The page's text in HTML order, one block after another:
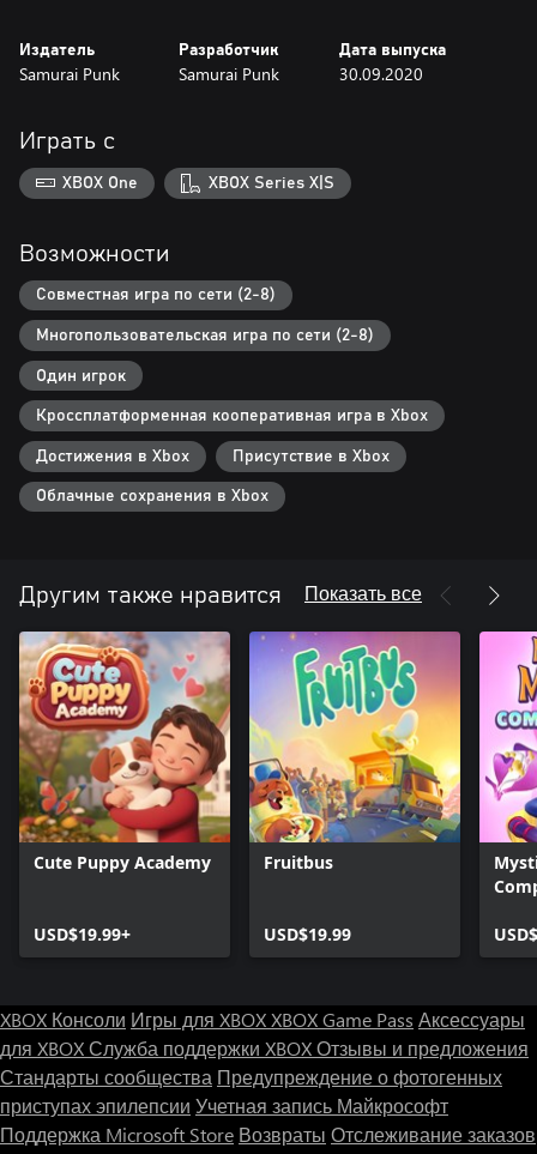
Издатель
Samurai Punk
Разработчик
Samurai Punk
Дата выпуска
30.09.2020
Играть с
XBOX One XBOX Series X|S
Возможности
Совместная игра по сети (2-8)
Многопользовательская игра по сети (2-8)
Один игрок
Кроссплатформенная кооперативная игра в Xbox
Достижения в Xbox Присутствие в Xbox
Облачные сохранения в Xbox
Другим также нравится Показать все
Cute Puppy Academy
USD$19.99+
Fruitbus
USD$19.99
XBOX Консоли Игры для XBOXXBOX Game Pass Аксессуары
для XBOXСлужба поддержки XBOXОтзывы и предложения
Стандарты сообщества Предупреждение о фотогенных
приступах эпилепсии Учетная запись Майкрософт
Поддержка Microsoft Store Возвраты Отслеживание заказов